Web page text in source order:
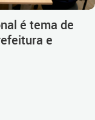
é tema de
e